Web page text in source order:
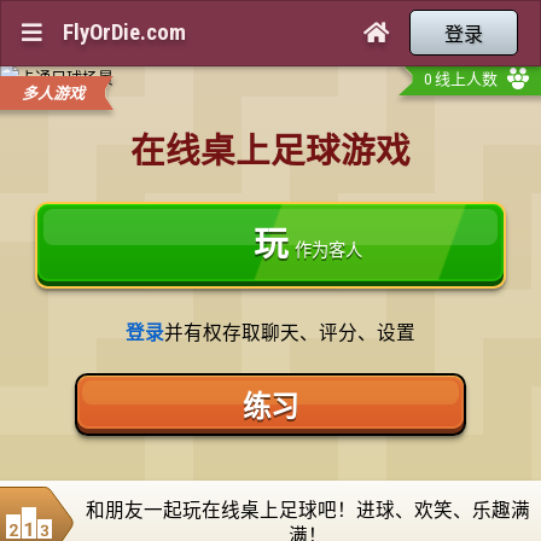
 FlyOrDie.com  登录
多人游戏
0 线上人数
在线桌上足球游戏
玩 作为客人
登录并有权存取聊天、评分、设置
练习
和朋友一起玩在线桌上足球吧！进球、欢笑、乐趣满
满！